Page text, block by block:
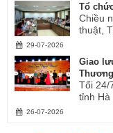
Tổ
Chiều
thuật,
29-07-2026
Giao
Tối 24/
tỉnh Hà
26-07-2026